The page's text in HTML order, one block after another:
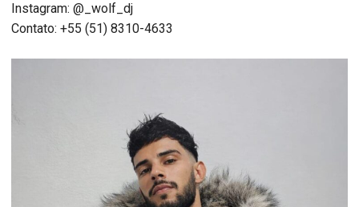
Instagram: @_wolf_dj
Contato: +55 (51) 8310-4633